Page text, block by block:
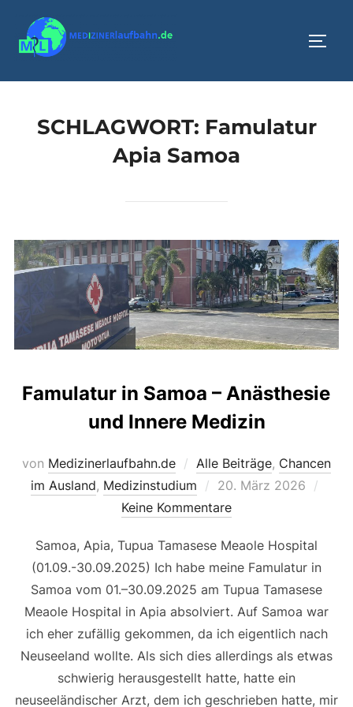
Inhalt
springen
SCHLAGWORT: Famulatur
Apia Samoa
Famulatur in Samoa – Anästhesie
und Innere Medizin
von Medizinerlaufbahn.de Alle Beiträge, Chancen
im Ausland, Medizinstudium
Veröffentlicht
am
20. März 2026
Keine Kommentare
Samoa, Apia, Tupua Tamasese Meaole Hospital
(01.09.-30.09.2025) Ich habe meine Famulatur in
Samoa vom 01.–30.09.2025 am Tupua Tamasese
Meaole Hospital in Apia absolviert. Auf Samoa war
ich eher zufällig gekommen, da ich eigentlich nach
Neuseeland wollte. Als sich dies allerdings als etwas
schwierig herausgestellt hatte, hatte ein
neuseeländischer Arzt, dem ich geschrieben hatte, mir